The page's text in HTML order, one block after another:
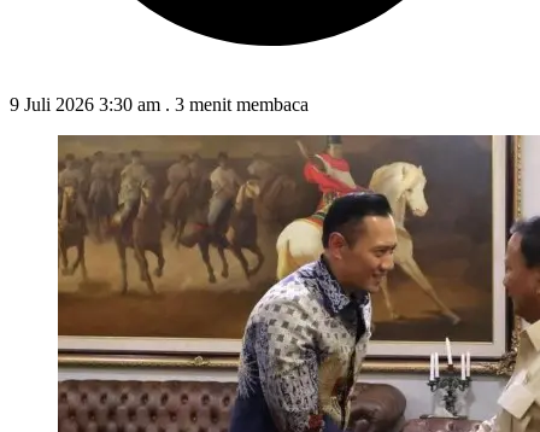
9 Juli 2026 3:30 am . 3 menit membaca